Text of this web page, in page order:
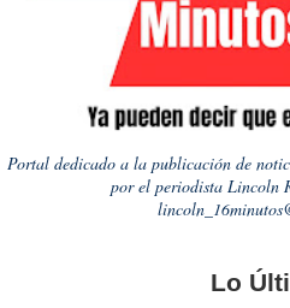
Portal dedicado a la publicación de
por el periodista Lincoln
Lo